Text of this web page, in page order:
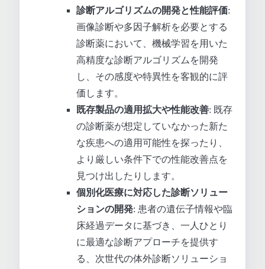
診断アルゴリズムの開発と性能評価:
画像診断や多因子解析を必要とする
診断薬において、機械学習を用いた
高精度な診断アルゴリズムを開発
し、その感度や特異性を客観的に評
価します。
既存製品の適用拡大や性能改善: 既存
の診断薬が想定していなかった新た
な疾患への適用可能性を探ったり、
より厳しい条件下での性能改善点を
見つけ出したりします。
個別化医療に対応した診断ソリュー
ションの開発: 患者の遺伝子情報や臨
床経過データに基づき、一人ひとり
に最適な診断アプローチを提供す
る、次世代の体外診断ソリューショ